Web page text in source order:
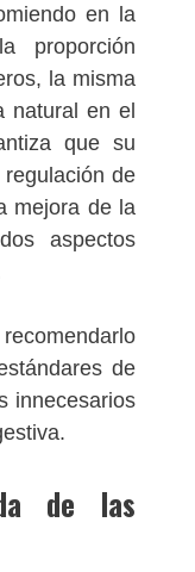
en la
proporción
la misma
natural en el
que su
de
mejora de la
aspectos
de
innecesarios
de las